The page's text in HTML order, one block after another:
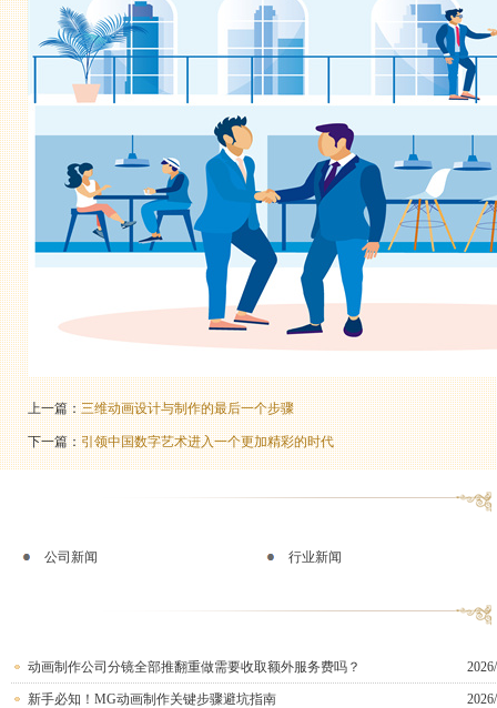
上一篇：三维动画设计与制作的最后一个步骤
下一篇：引领中国数字艺术进入一个更加精彩的时代
公司新闻 行业新闻
动画制作公司分镜全部推翻重做需要收取额外服务费吗？
新手必知！MG动画制作关键步骤避坑指南